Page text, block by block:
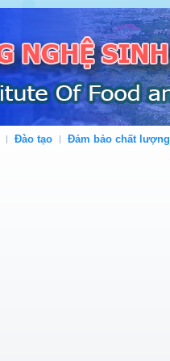
Đào tạo Đảm bảo chất lượng